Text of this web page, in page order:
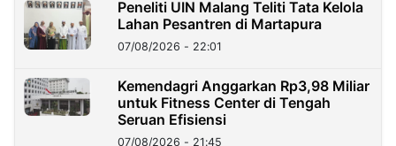
Peneliti UIN Malang Teliti Tata Kelola
Lahan Pesantren di Martapura
07/08/2026 - 22:01
Kemendagri Anggarkan Rp3,98 Miliar
untuk Fitness Center di Tengah
Seruan Efisiensi
07/08/2026 - 21:45